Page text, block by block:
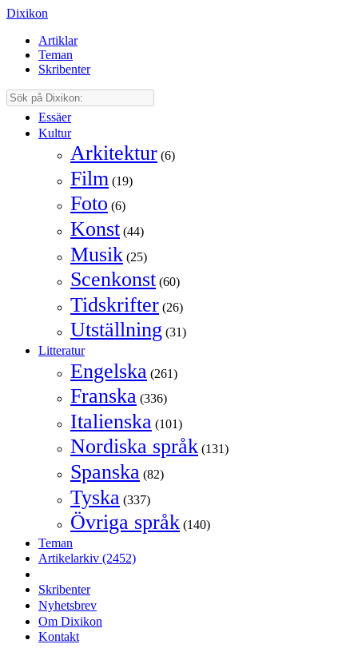
Dixikon
Artiklar
Teman
Skribenter
Essäer
Kultur
Arkitektur (6)
Film (19)
Foto (6)
Konst (44)
Musik (25)
Scenkonst (60)
Tidskrifter (26)
Utställning (31)
Litteratur
Engelska (261)
Franska (336)
Italienska (101)
Nordiska språk (131)
Spanska (82)
Tyska (337)
Övriga språk (140)
Teman
Artikelarkiv (2452)
Skribenter
Nyhetsbrev
Om Dixikon
Kontakt